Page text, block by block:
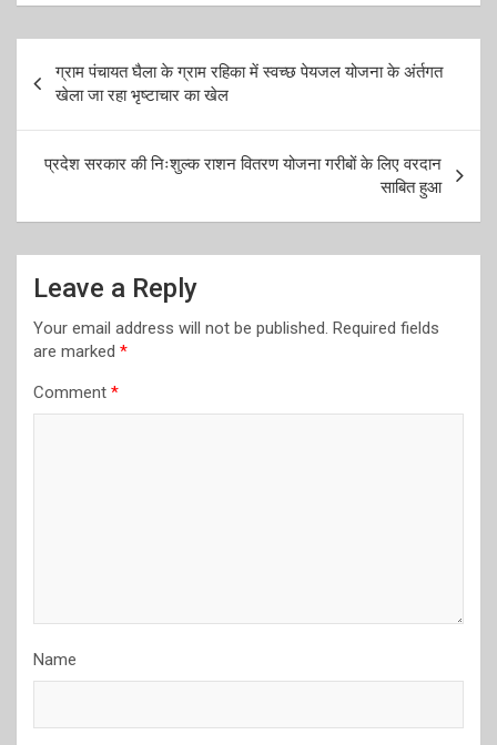
navigation
ग्राम पंचायत घैला के ग्राम रहिका में स्वच्छ पेयजल योजना के अंर्तगत
खेला जा रहा भृष्टाचार का खेल
प्रदेश सरकार की निःशुल्क राशन वितरण योजना गरीबों के लिए वरदान
साबित हुआ
Leave a Reply
Your email address will not be published. Required fields
are marked *
Comment *
Name